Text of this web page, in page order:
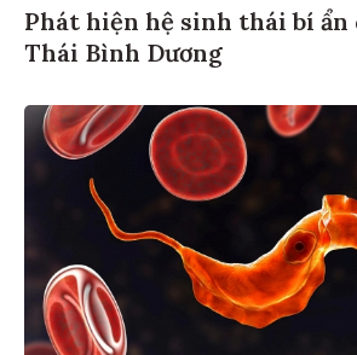
Phát hiện hệ sinh thái bí ẩn
Thái Bình Dương